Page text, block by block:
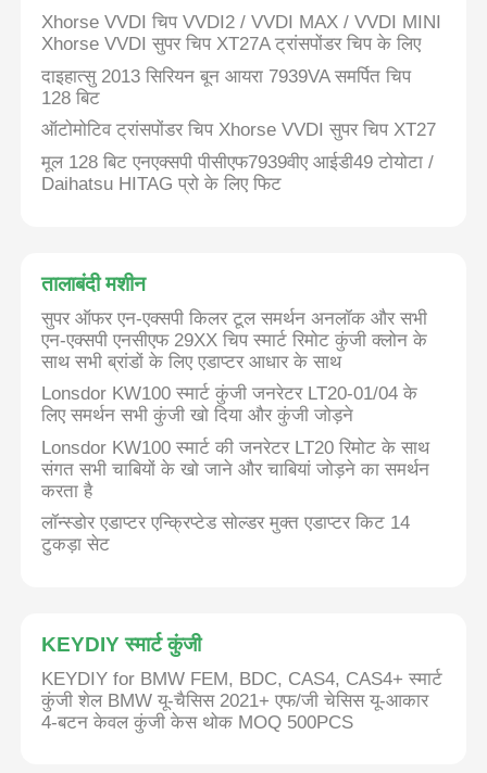
होम
उत्पाद
वीडियो
हमारे बारे में
गुणवत्ता नियंत्रण
Xhorse VVDI चिप VVDI2 / VVDI MAX / VVDI MINI
Xhorse VVDI सुपर चिप XT27A ट्रांसपोंडर चिप के लिए
दाइहात्सु 2013 सिरियन बून आयरा 7939VA समर्पित चिप
128 बिट
ऑटोमोटिव ट्रांसपोंडर चिप Xhorse VVDI सुपर चिप XT27
मूल 128 बिट एनएक्सपी पीसीएफ7939वीए आईडी49 टोयोटा /
Daihatsu HITAG प्रो के लिए फिट
तालाबंदी मशीन
सुपर ऑफर एन-एक्सपी किलर टूल समर्थन अनलॉक और सभी
एन-एक्सपी एनसीएफ 29XX चिप स्मार्ट रिमोट कुंजी क्लोन के
साथ सभी ब्रांडों के लिए एडाप्टर आधार के साथ
Lonsdor KW100 स्मार्ट कुंजी जनरेटर LT20-01/04 के
लिए समर्थन सभी कुंजी खो दिया और कुंजी जोड़ने
Lonsdor KW100 स्मार्ट की जनरेटर LT20 रिमोट के साथ
संगत सभी चाबियों के खो जाने और चाबियां जोड़ने का समर्थन
करता है
लॉन्स्डोर एडाप्टर एन्क्रिप्टेड सोल्डर मुक्त एडाप्टर किट 14
टुकड़ा सेट
KEYDIY स्मार्ट कुंजी
KEYDIY for BMW FEM, BDC, CAS4, CAS4+ स्मार्ट
कुंजी शेल BMW यू-चैसिस 2021+ एफ/जी चेसिस यू-आकार
4-बटन केवल कुंजी केस थोक MOQ 500PCS